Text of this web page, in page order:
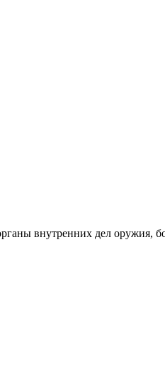
внутренних дел оружия,